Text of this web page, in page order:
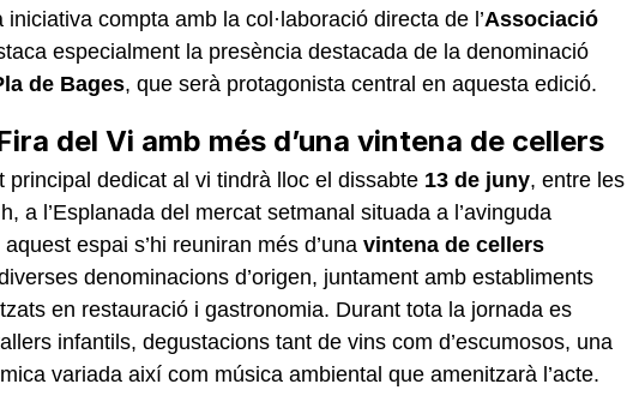
compta amb la col·laboració directa de l’Associació
especialment la presència destacada de la denominació
de Bages, que serà protagonista central en aquesta edició.
del Vi amb més d’una vintena de cellers
principal dedicat al vi tindrà lloc el dissabte 13 de juny, entre les
a l’Esplanada del mercat setmanal situada a l’avinguda
espai s’hi reuniran més d’una vintena de cellers
denominacions d’origen, juntament amb establiments
en restauració i gastronomia. Durant tota la jornada es
infantils, degustacions tant de vins com d’escumosos, una
variada així com música ambiental que amenitzarà l’acte.